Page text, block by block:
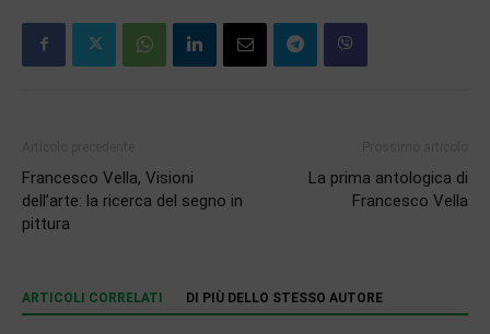
Francesco Vella, Visioni
dell’arte: la ricerca del segno in
pittura
La prima antologica di
Francesco Vella
ARTICOLI CORRELATI DI PIÙ DELLO STESSO AUTORE